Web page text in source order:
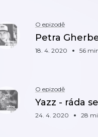
O epizodě
Petra
18. 4. 2020 56
O epizodě
Yazz - ráda
24. 4. 2020 28